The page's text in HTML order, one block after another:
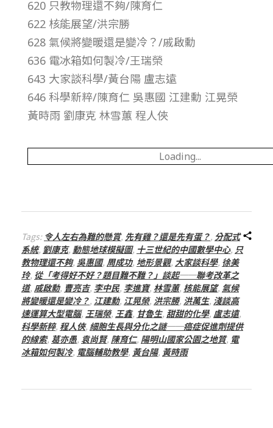
期
–
總
號
第
1
6
4
期
620 只教物理還不夠/陳育仁
622 核能展望/洪宗勝
628 氣候將變暖還是變冷？/戚啟勳
636 電冰箱如何製冷/王瑞榮
643 大家談科學/黃台陽 盧志遠
646 科學新粹/陳育仁 吳惠國 江建勳 江晃榮
黃時雨 劉康克 林雪蕙 程人俠
Loading...
Tags: 令人左右為難的懸賞, 先有雞？還是先有蛋？, 分配式
系統, 劉康克, 動態地球模擬圖, 十三世紀的中國數學中心, 只
教物理還不夠, 吳惠國, 周成功, 地形景觀, 大家談科學, 徐美
玲, 從「考得好不好？題目難不難？」談起──聯考改革之
道, 戚啟勳, 曹亮吉, 李中民, 李進寶, 林雪蕙, 核能展望, 氣候
將變暖還是變冷？, 江建勳, 江晃榮, 洪宗勝, 洪萬生, 淺談高
速運算大型電腦, 王瑞榮, 王鑫, 甘魯生, 甜甜的化學, 盧志遠,
科學新粹, 程人俠, 細胞生長與分化之謎──癌症促進劑提供
的線索, 葛亦愚, 袁尚賢, 陳育仁, 陽明山國家公園之地質, 電
冰箱如何製冷, 電腦輔助教學, 黃台陽, 黃時雨